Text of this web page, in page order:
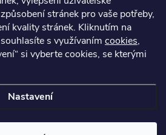
stránek pro vaše potřeby,
kvality stránek. Kliknutím na
s využívaním cookies,
si vyberte cookies, se kterými
Nastavení